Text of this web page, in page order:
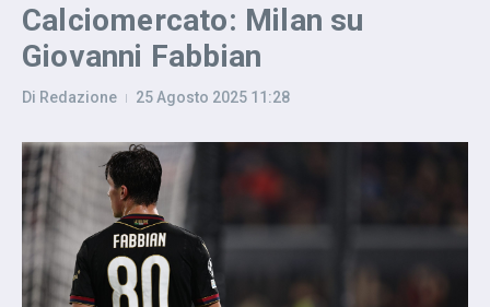
Calciomercato: Milan su
Giovanni Fabbian
Di Redazione 25 Agosto 2025 11:28